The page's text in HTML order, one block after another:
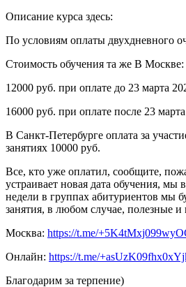
Описание курса здесь:
По условиям оплаты двухдневного
Стоимость обучения та же В Москве:
12000 руб. при оплате до 23 марта
16000 руб. при оплате после 23
В Санкт-Петербурге оплата за
занятиях 10000 руб.
Все, кто уже оплатил, сообщите,
устраивает новая дата обучения, мы
недели в группах абитуриентов мы
занятия, в любом случае, полезные
Москва: https://t.me/
Онлайн: https://t.me/
Благодарим за терпение)